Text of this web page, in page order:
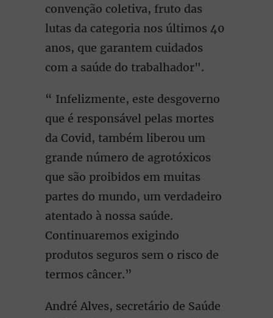
convenção coletiva, fruto das
lutas da categoria nos últimos 40
anos, que garantem cuidados
com a saúde do trabalhador".
“ Infelizmente, este desgoverno
que é responsável pelas mortes
da Covid, também liberou um
grande número de agrotóxicos
que são proibidos em muitas
partes do mundo, um verdadeiro
atentado à nossa saúde.
Continuaremos exigindo
produtos seguros sem o risco de
termos câncer.”
André Alves, secretário de Saúde